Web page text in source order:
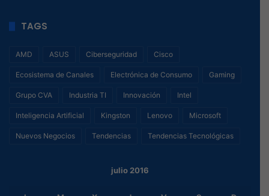
TAGS
AMD ASUS Ciberseguridad Cisco
Ecosistema de Canales Electrónica de Consumo Gaming
Grupo CVA Industria TI Innovación Intel
Inteligencia Artificial Kingston Lenovo Microsoft
Nuevos Negocios Tendencias Tendencias Tecnológicas
julio 2016